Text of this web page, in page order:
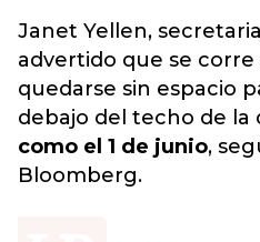
Janet Yellen,
advertido que se corre
quedarse sin espacio
debajo del techo de la
como el 1 de junio,
Bloomberg.